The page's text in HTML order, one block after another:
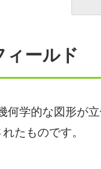
ィールド
学的な図形が
たものです。